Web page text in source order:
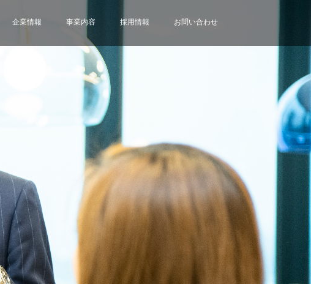
企業情報 事業内容 採用情報 お問い合わせ